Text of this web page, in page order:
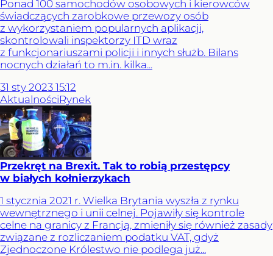
Ponad 100 samochodów osobowych i kierowców
świadczących zarobkowe przewozy osób
z wykorzystaniem popularnych aplikacji,
skontrolowali inspektorzy ITD wraz
z funkcjonariuszami policji i innych służb. Bilans
nocnych działań to m.in. kilka...
31 sty 2023 15:12
AktualnościRynek
Przekręt na Brexit. Tak to robią przestępcy
w białych kołnierzykach
1 stycznia 2021 r. Wielka Brytania wyszła z rynku
wewnętrznego i unii celnej. Pojawiły się kontrole
celne na granicy z Francją, zmieniły się również zasady
związane z rozliczaniem podatku VAT, gdyż
Zjednoczone Królestwo nie podlega już...